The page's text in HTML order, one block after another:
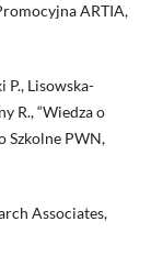
ARTIA,
P., Lisowska-
R., “Wiedza o
Szkolne PWN,
Associates,